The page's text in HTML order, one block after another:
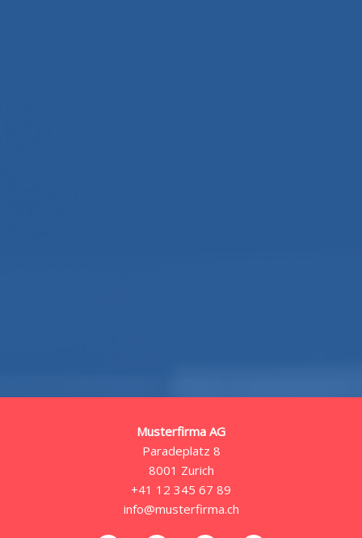
Musterfirma AG
Paradeplatz 8
8001 Zurich
+41 12 345 67 89
info@musterfirma.ch